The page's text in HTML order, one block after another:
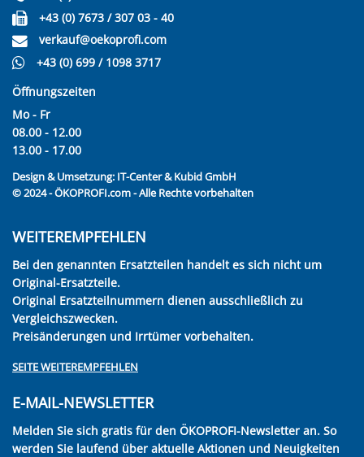
+43 (0) 7673 / 307 03 - 40
verkauf@oekoprofi.com
+43 (0) 699 / 1098 3717
Öffnungszeiten
Mo - Fr
08.00 - 12.00
13.00 - 17.00
Design & Umsetzung: IT-Center & Kubid GmbH
© 2024 - ÖKOPROFI.com - Alle Rechte vorbehalten
WEITEREMPFEHLEN
Bei den genannten Ersatzteilen handelt es sich nicht um
Original-Ersatzteile.
Original Ersatzteilnummern dienen ausschließlich zu
Vergleichszwecken.
Preisänderungen und Irrtümer vorbehalten.
SEITE WEITEREMPFEHLEN
E-MAIL-NEWSLETTER
Melden Sie sich gratis für den ÖKOPROFI-Newsletter an. So
werden Sie laufend über aktuelle Aktionen und Neuigkeiten